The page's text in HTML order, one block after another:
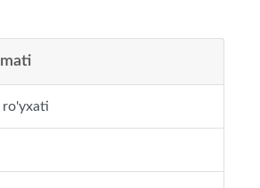
ro'yxati